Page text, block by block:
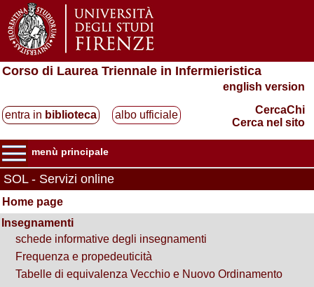
Corso di Laurea Triennale in Infermieristica
english version
entra in biblioteca albo ufficiale
CercaChi
Cerca nel sito
menù principale
SOL - Servizi online
Home page
Insegnamenti
schede informative degli insegnamenti
Frequenza e propedeuticità
Tabelle di equivalenza Vecchio e Nuovo Ordinamento